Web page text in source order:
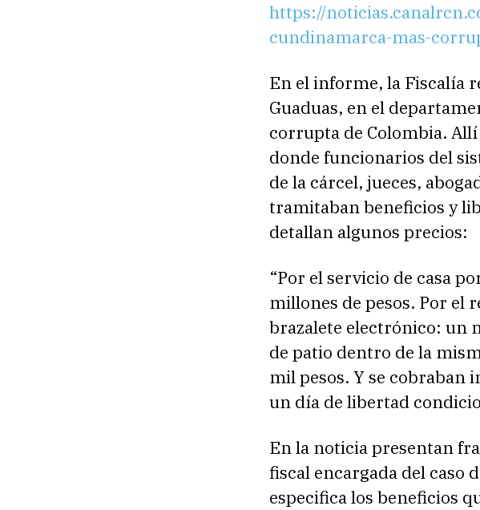
https://
cundinamarca-mas-
En el informe, la Fiscalía
Guaduas, en el
corrupta de Colombia.
donde funcionarios del
de la cárcel, jueces,
tramitaban beneficios y
detallan algunos precios:
“Por el servicio de casa
millones de pesos. Por el
brazalete electrónico: un
de patio dentro de la
mil pesos. Y se cobraban
un día de libertad
En la noticia presentan
fiscal encargada del caso
especifica los beneficios